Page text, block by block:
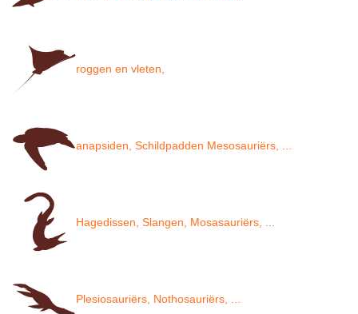
roggen en vleten,
anapsiden, Schildpadden Mesosauriërs, ...
Hagedissen, Slangen, Mosasauriërs, ...
Plesiosauriërs, Nothosauriërs, ...